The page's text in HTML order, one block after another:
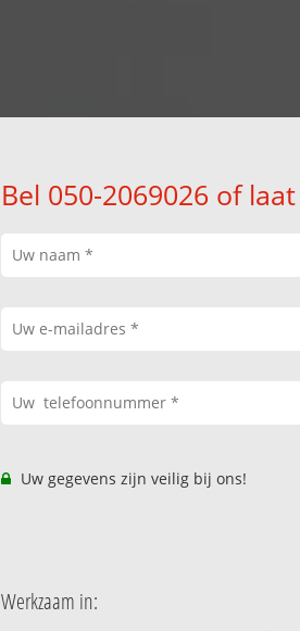
Bel 050-2069026 of
Uw gegevens zijn veilig bij ons!
Werkzaam in: